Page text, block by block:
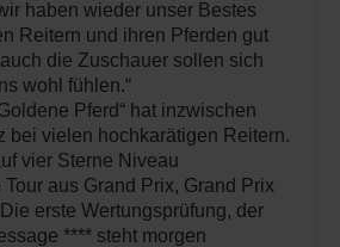
haben wieder unser Bestes
Reitern und ihren Pferden gut
die Zuschauer sollen sich
wohl fühlen.“
Pferd“ hat inzwischen
bei vielen hochkarätigen Reitern.
vier Sterne Niveau
aus Grand Prix, Grand Prix
erste Wertungsprüfung, der
**** steht morgen